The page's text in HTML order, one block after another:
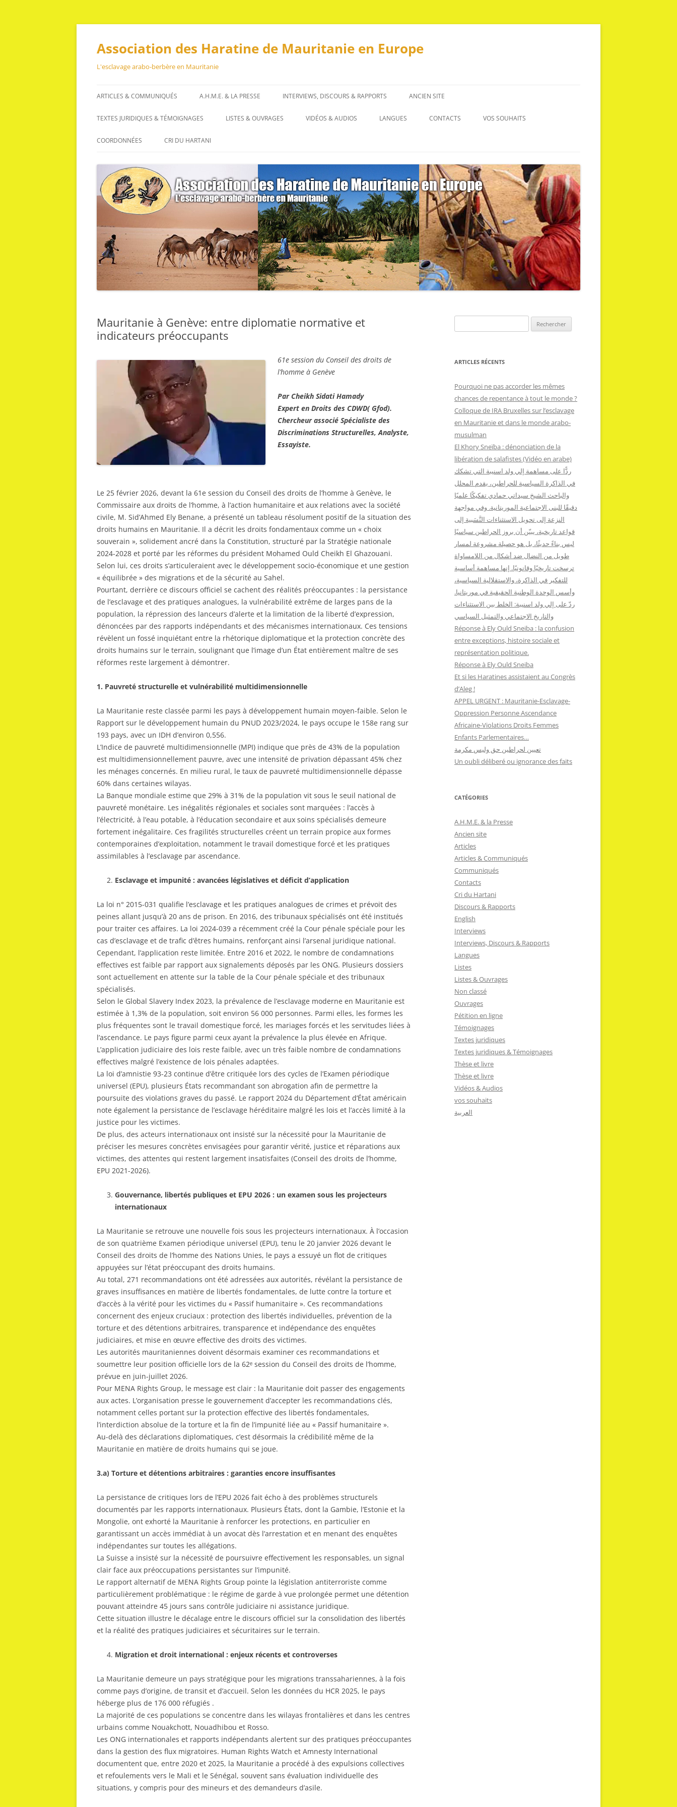
Aller
contenu
Association des Haratine de Mauritanie en Europe
L'esclavage arabo-berbère en Mauritanie
ARTICLES & COMMUNIQUÉS
ARTICLES
COMMUNIQUÉS
A.H.M.E. & LA PRESSE INTERVIEWS, DISCOURS & RAPPORTS
INTERVIEWS
ANCIEN SITE
TEXTES JURIDIQUES & TÉMOIGNAGES
TEXTES JURIDIQUES
LISTES & OUVRAGES VIDÉOS & AUDIOS LANGUES CONTACTS VOS SOUHAITS
COORDONNÉES CRI DU HARTANI
Mauritanie à Genève: entre diplomatie normative et
indicateurs préoccupants
61e session du Conseil des droits de
l’homme à Genève
Par Cheikh Sidati Hamady
Expert en Droits des CDWD( Gfod).
Chercheur associé Spécialiste des
Discriminations Structurelles, Analyste,
Essayiste.
Le 25 février 2026, devant la 61e session du Conseil des droits de l’homme à Genève, le
Commissaire aux droits de l’homme, à l’action humanitaire et aux relations avec la société
civile, M. Sid’Ahmed Ely Benane, a présenté un tableau résolument positif de la situation des
droits humains en Mauritanie. Il a décrit les droits fondamentaux comme un « choix
souverain », solidement ancré dans la Constitution, structuré par la Stratégie nationale
2024-2028 et porté par les réformes du président Mohamed Ould Cheikh El Ghazouani.
Selon lui, ces droits s’articuleraient avec le développement socio-économique et une gestion
« équilibrée » des migrations et de la sécurité au Sahel.
Pourtant, derrière ce discours officiel se cachent des réalités préoccupantes : la persistance
de l’esclavage et des pratiques analogues, la vulnérabilité extrême de larges pans de la
population, la répression des lanceurs d’alerte et la limitation de la liberté d’expression,
dénoncées par des rapports indépendants et des mécanismes internationaux. Ces tensions
révèlent un fossé inquiétant entre la rhétorique diplomatique et la protection concrète des
droits humains sur le terrain, soulignant que l’image d’un État entièrement maître de ses
réformes reste largement à démontrer.
1. Pauvreté structurelle et vulnérabilité multidimensionnelle
La Mauritanie reste classée parmi les pays à développement humain moyen-faible. Selon le
Rapport sur le développement humain du PNUD 2023/2024, le pays occupe le 158e rang sur
193 pays, avec un IDH d’environ 0,556.
L’Indice de pauvreté multidimensionnelle (MPI) indique que près de 43% de la population
est multidimensionnellement pauvre, avec une intensité de privation dépassant 45% chez
les ménages concernés. En milieu rural, le taux de pauvreté multidimensionnelle dépasse
60% dans certaines wilayas.
La Banque mondiale estime que 29% à 31% de la population vit sous le seuil national de
pauvreté monétaire. Les inégalités régionales et sociales sont marquées : l’accès à
l’électricité, à l’eau potable, à l’éducation secondaire et aux soins spécialisés demeure
fortement inégalitaire. Ces fragilités structurelles créent un terrain propice aux formes
contemporaines d’exploitation, notamment le travail domestique forcé et les pratiques
assimilables à l’esclavage par ascendance.
Esclavage et impunité : avancées législatives et déficit d’application
La loi n° 2015-031 qualifie l’esclavage et les pratiques analogues de crimes et prévoit des
peines allant jusqu’à 20 ans de prison. En 2016, des tribunaux spécialisés ont été institués
pour traiter ces affaires. La loi 2024-039 a récemment créé la Cour pénale spéciale pour les
cas d’esclavage et de trafic d’êtres humains, renforçant ainsi l’arsenal juridique national.
Cependant, l’application reste limitée. Entre 2016 et 2022, le nombre de condamnations
effectives est faible par rapport aux signalements déposés par les ONG. Plusieurs dossiers
sont actuellement en attente sur la table de la Cour pénale spéciale et des tribunaux
spécialisés.
Selon le Global Slavery Index 2023, la prévalence de l’esclavage moderne en Mauritanie est
estimée à 1,3% de la population, soit environ 56 000 personnes. Parmi elles, les formes les
plus fréquentes sont le travail domestique forcé, les mariages forcés et les servitudes liées à
l’ascendance. Le pays figure parmi ceux ayant la prévalence la plus élevée en Afrique.
L’application judiciaire des lois reste faible, avec un très faible nombre de condamnations
effectives malgré l’existence de lois pénales adaptées.
La loi d’amnistie 93-23 continue d’être critiquée lors des cycles de l’Examen périodique
universel (EPU), plusieurs États recommandant son abrogation afin de permettre la
poursuite des violations graves du passé. Le rapport 2024 du Département d’État américain
note également la persistance de l’esclavage héréditaire malgré les lois et l’accès limité à la
justice pour les victimes.
De plus, des acteurs internationaux ont insisté sur la nécessité pour la Mauritanie de
préciser les mesures concrètes envisagées pour garantir vérité, justice et réparations aux
victimes, des attentes qui restent largement insatisfaites (Conseil des droits de l’homme,
EPU 2021-2026).
Gouvernance, libertés publiques et EPU 2026 : un examen sous les projecteurs
internationaux
La Mauritanie se retrouve une nouvelle fois sous les projecteurs internationaux. À l’occasion
de son quatrième Examen périodique universel (EPU), tenu le 20 janvier 2026 devant le
Conseil des droits de l’homme des Nations Unies, le pays a essuyé un flot de critiques
appuyées sur l’état préoccupant des droits humains.
Au total, 271 recommandations ont été adressées aux autorités, révélant la persistance de
graves insuffisances en matière de libertés fondamentales, de lutte contre la torture et
d’accès à la vérité pour les victimes du « Passif humanitaire ». Ces recommandations
concernent des enjeux cruciaux : protection des libertés individuelles, prévention de la
torture et des détentions arbitraires, transparence et indépendance des enquêtes
judiciaires, et mise en œuvre effective des droits des victimes.
Les autorités mauritaniennes doivent désormais examiner ces recommandations et
soumettre leur position officielle lors de la 62ᵉ session du Conseil des droits de l’homme,
prévue en juin-juillet 2026.
Pour MENA Rights Group, le message est clair : la Mauritanie doit passer des engagements
aux actes. L’organisation presse le gouvernement d’accepter les recommandations clés,
notamment celles portant sur la protection effective des libertés fondamentales,
l’interdiction absolue de la torture et la fin de l’impunité liée au « Passif humanitaire ».
Au-delà des déclarations diplomatiques, c’est désormais la crédibilité même de la
Mauritanie en matière de droits humains qui se joue.
3.a) Torture et détentions arbitraires : garanties encore insuffisantes
La persistance de critiques lors de l’EPU 2026 fait écho à des problèmes structurels
documentés par les rapports internationaux. Plusieurs États, dont la Gambie, l’Estonie et la
Mongolie, ont exhorté la Mauritanie à renforcer les protections, en particulier en
garantissant un accès immédiat à un avocat dès l’arrestation et en menant des enquêtes
indépendantes sur toutes les allégations.
La Suisse a insisté sur la nécessité de poursuivre effectivement les responsables, un signal
clair face aux préoccupations persistantes sur l’impunité.
Le rapport alternatif de MENA Rights Group pointe la législation antiterroriste comme
particulièrement problématique : le régime de garde à vue prolongée permet une détention
pouvant atteindre 45 jours sans contrôle judiciaire ni assistance juridique.
Cette situation illustre le décalage entre le discours officiel sur la consolidation des libertés
et la réalité des pratiques judiciaires et sécuritaires sur le terrain.
Migration et droit international : enjeux récents et controverses
La Mauritanie demeure un pays stratégique pour les migrations transsahariennes, à la fois
comme pays d’origine, de transit et d’accueil. Selon les données du HCR 2025, le pays
héberge plus de 176 000 réfugiés .
La majorité de ces populations se concentre dans les wilayas frontalières et dans les centres
urbains comme Nouakchott, Nouadhibou et Rosso.
Les ONG internationales et rapports indépendants alertent sur des pratiques préoccupantes
dans la gestion des flux migratoires. Human Rights Watch et Amnesty International
documentent que, entre 2020 et 2025, la Mauritanie a procédé à des expulsions collectives
et refoulements vers le Mali et le Sénégal, souvent sans évaluation individuelle des
situations, y compris pour des mineurs et des demandeurs d’asile.
e
h
r
h
:
ARTICLES RÉCENTS
Pourquoi ne pas accorder les mêmes
chances de repentance à tout le monde ?
Colloque de IRA Bruxelles sur l’esclavage
en Mauritanie et dans le monde arabo-
musulman
El Khory Sneïba : dénonciation de la
libération de salafistes (Vidéo en arabe)
ردًّا على مساهمة إلي ولد اسنيبة التي تشكك
في الذاكرة السياسية للحراطين، يقدم المحلل
والباحث الشيخ سيداتي حمادي تفكيكًا علميًا
دقيقًا للبنى الاجتماعية الموريتانية. وفي مواجهة
النزعة إلى تحويل الاستثناءات النَّسَبية إلى
قواعد تاريخية، يبيّن أن بروز الحراطين سياسيًا
ليس بناءً حديثًا، بل هو حصيلة مشروعة لمسار
طويل من النضال ضد أشكال من اللامساواة
ترسخت تاريخيًا وقانونيًا. إنها مساهمة أساسية
للتفكير في الذاكرة، والاستقلالية السياسية،
وأسس الوحدة الوطنية الحقيقية في موريتانيا.
ردّ على إلي ولد اسنيبة: الخلط بين الاستثناءات
والتاريخ الاجتماعي والتمثيل السياسي
Réponse à Ely Ould Sneiba : la confusion
entre exceptions, histoire sociale et
représentation politique.
Réponse à Ely Ould Sneiba
Et si les Haratines assistaient au Congrès
d’Aleg !
APPEL URGENT : Mauritanie-Esclavage-
Oppression Personne Ascendance
Africaine-Violations Droits Femmes
Enfants Parlementaires…
تعيين لحراطين حق وليس مكرمة
Un oubli déliberé ou ignorance des faits
CATÉGORIES
A.H.M.E. & la Presse
Ancien site
Articles
Articles & Communiqués
Communiqués
Contacts
Cri du Hartani
Discours & Rapports
English
Interviews
Interviews, Discours & Rapports
Langues
Listes
Listes & Ouvrages
Non classé
Ouvrages
Pétition en ligne
Témoignages
Textes juridiques
Textes juridiques & Témoignages
Thèse et livre
Thèse et livre
Vidéos & Audios
vos souhaits
العربية